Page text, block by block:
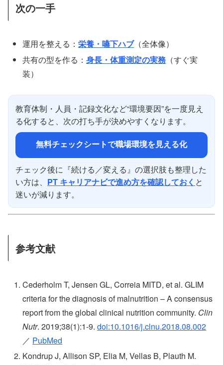
次の一手
運用を整える：栄養・嚥下ハブ（全体像）
共有の型を作る：身長・体重測定の実務 （すぐ実
装）
教育体制・人員・記録文化など“環境要因”を一度見え
る化すると、次の打ち手が決めやすくなります。
無料チェックシートで職場環境を見える化
チェック後に『続ける／変える』の選択肢も整理した
い方は、 PT キャリアナビで進め方を確認しておく と
迷いが減ります。
参考文献
Cederholm T, Jensen GL, Correia MITD, et al. GLIM
criteria for the diagnosis of malnutrition – A consensus
report from the global clinical nutrition community. Clin
Nutr. 2019;38(1):1-9.doi:10.1016/j.clnu.2018.08.002
／ PubMed
Kondrup J, Allison SP, Elia M, Vellas B, Plauth M.